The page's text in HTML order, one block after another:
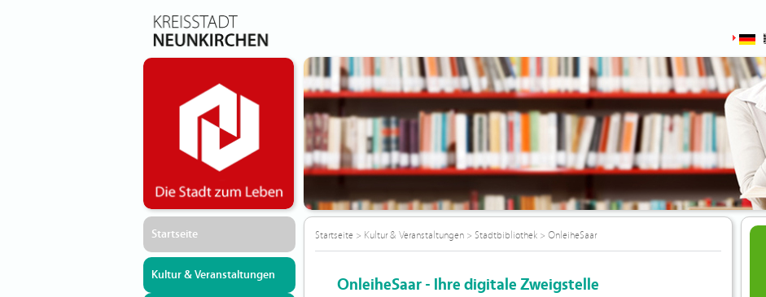
Startseite
Kultur & Veranstaltungen
Startseite> Kultur & Veranstaltungen> Stadtbibliothek> OnleiheSaar
OnleiheSaar - Ihre digitale Zweigstelle